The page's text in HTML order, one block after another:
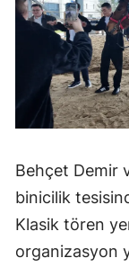
Behçet Demir
binicilik
Klasik tören
organizasyon